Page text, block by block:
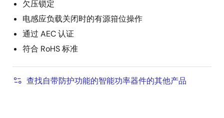
欠压锁定
电感应负载关闭时的有源箝位操作
通过 AEC 认证
符合 RoHS 标准
查找自带防护功能的智能功率器件的其他产品